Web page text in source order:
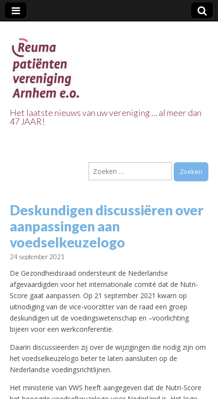
Vereniging
Arnhem e.o.
Het laatste nieuws van uw vereniging … al meer dan
47 JAAR!
Zoeken
naar:
Deskundigen discussiëren over
aanpassingen aan
voedselkeuzelogo
24 september 2021
De Gezondheidsraad ondersteunt de Nederlandse
afgevaardigden voor het internationale comité dat de Nutri-
Score gaat aanpassen. Op 21 september 2021 kwam op
uitnodiging van de vice-voorzitter van de raad een groep
deskundigen uit de voedingswetenschap en –voorlichting
bijeen voor een werkconferentie.
Daarin discussieerden zij over de wijzigingen die nodig zijn om
het voedselkeuzelogo beter te laten aansluiten op de
Nederlandse voedingsrichtlijnen.
Het ministerie van VWS heeft aangegeven dat de Nutri-Score